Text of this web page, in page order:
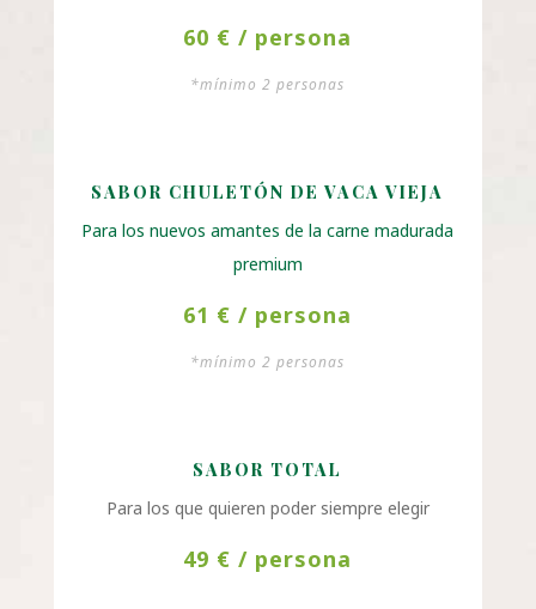
60 € / persona
*mínimo 2 personas
SABOR CHULETÓN DE VACA VIEJA
Para los nuevos amantes de la carne madurada
premium
61 € / persona
*mínimo 2 personas
SABOR TOTAL
Para los que quieren poder siempre elegir
49 € / persona